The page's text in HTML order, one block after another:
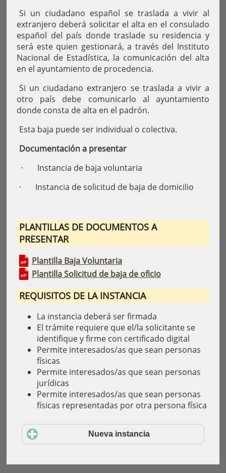
Si un ciudadano español se traslada a vivir al
extranjero deberá solicitar el alta en el consulado
español del país donde traslade su residencia y
será este quien gestionará, a través del Instituto
Nacional de Estadística, la comunicación del alta
en el ayuntamiento de procedencia.
Si un ciudadano extranjero se traslada a vivir a
otro país debe comunicarlo al ayuntamiento
donde consta de alta en el padrón.
Esta baja puede ser individual o colectiva.
Documentación a presentar
· Instancia de baja voluntaria
· Instancia de solicitud de baja de domicilio
PLANTILLAS DE DOCUMENTOS A
PRESENTAR
Plantilla Baja Voluntaria
Plantilla Solicitud de baja de oficio
REQUISITOS DE LA INSTANCIA
La instancia deberá ser firmada
El trámite requiere que el/la solicitante se
identifique y firme con certificado digital
Permite interesados/as que sean personas
físicas
Permite interesados/as que sean personas
jurídicas
Permite interesados/as que sean personas
físicas representadas por otra persona física
Nueva instancia